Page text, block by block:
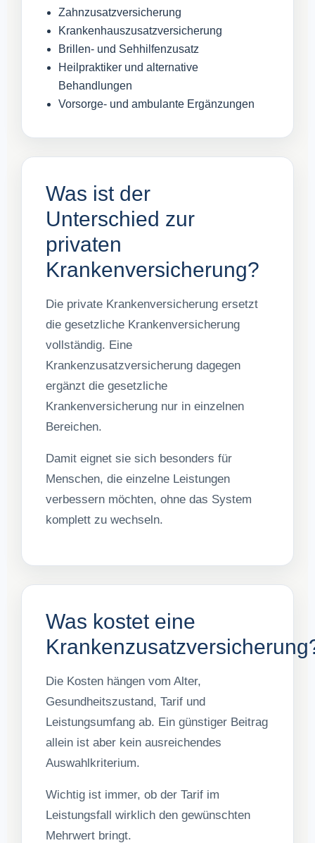
Zahnzusatzversicherung
Krankenhauszusatzversicherung
Brillen- und Sehhilfenzusatz
Heilpraktiker und alternative
Behandlungen
Vorsorge- und ambulante Ergänzungen
Was ist der
Unterschied zur
privaten
Krankenversicherung?
Die private Krankenversicherung ersetzt
die gesetzliche Krankenversicherung
vollständig. Eine
Krankenzusatzversicherung dagegen
ergänzt die gesetzliche
Krankenversicherung nur in einzelnen
Bereichen.
Damit eignet sie sich besonders für
Menschen, die einzelne Leistungen
verbessern möchten, ohne das System
komplett zu wechseln.
Was kostet eine
Die Kosten hängen vom Alter,
Gesundheitszustand, Tarif und
Leistungsumfang ab. Ein günstiger Beitrag
allein ist aber kein ausreichendes
Auswahlkriterium.
Wichtig ist immer, ob der Tarif im
Leistungsfall wirklich den gewünschten
Mehrwert bringt.